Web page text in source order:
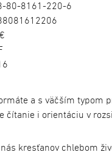
80-8161-220-6
a s väčším typom
čítanie i orientáciu v
kresťanov chlebom